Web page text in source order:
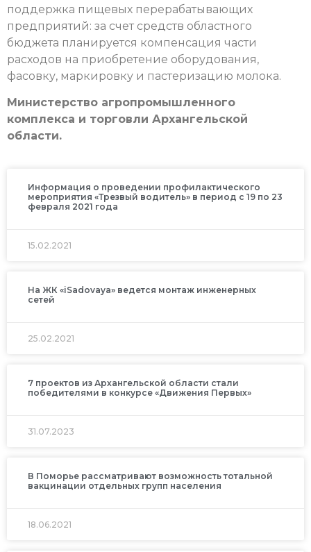
поддержка пищевых перерабатывающих
предприятий: за счет средств областного
бюджета планируется компенсация части
расходов на приобретение оборудования,
фасовку, маркировку и пастеризацию молока.
Министерство агропромышленного
комплекса и торговли Архангельской
области.
Информация о проведении профилактического
мероприятия «Трезвый водитель» в период с 19 по 23
февраля 2021 года
15.02.2021
На ЖК «iSadovaya» ведется монтаж инженерных
сетей
25.02.2021
7 проектов из Архангельской области стали
победителями в конкурсе «Движения Первых»
31.07.2023
В Поморье рассматривают возможность тотальной
вакцинации отдельных групп населения
18.06.2021